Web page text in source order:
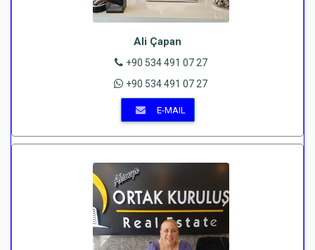
Ali Çapan
+90 534 491 07 27
+90 534 491 07 27
E-MAIL